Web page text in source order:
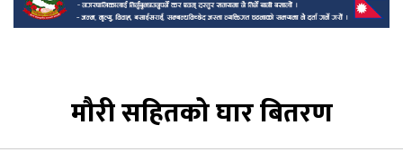
मौरी सहितको घार बितरण